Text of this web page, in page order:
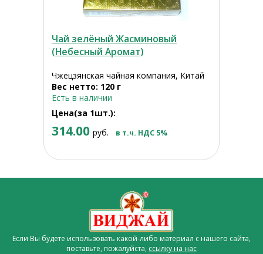
Чай зелёный Жасминовый
(Небесный Аромат)
Чжецзянская чайная компания, Китай
Вес нетто: 120 г
Есть в наличии
Цена(за 1шт.):
314.00 руб. в т.ч. НДС 5%
Если Вы будете использовать какой-либо материал с нашего сайта,
поставьте, пожалуйста, ссылку на нас